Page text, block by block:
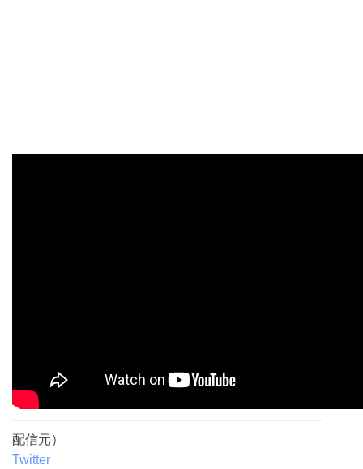
————————————————————————
配信元）
Twitter